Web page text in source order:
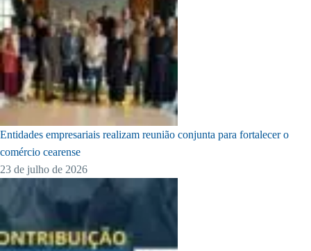
Entidades empresariais realizam reunião conjunta para fortalecer o
comércio cearense
23 de julho de 2026